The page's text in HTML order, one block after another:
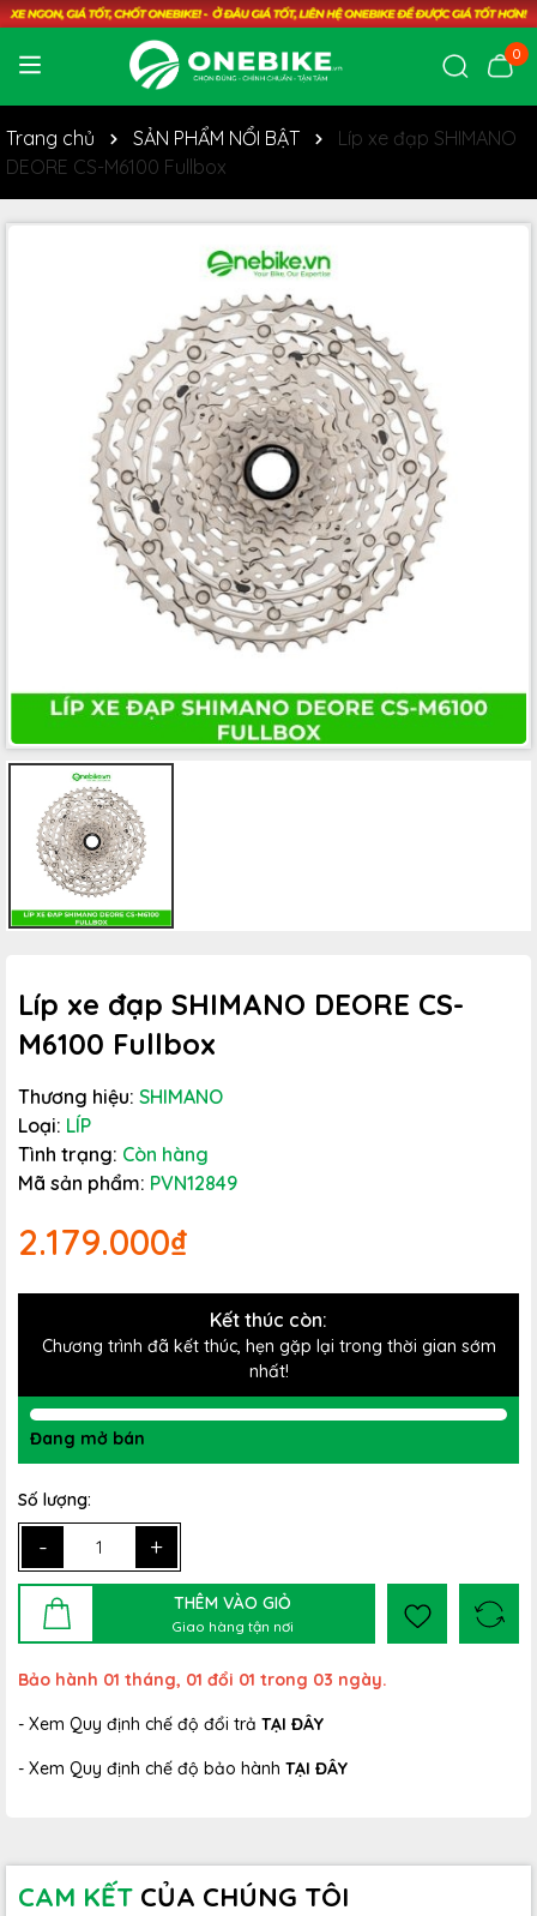
0
Trang chủ SẢN PHẨM NỔI BẬT
Líp xe đạp SHIMANO
DEORE CS-M6100 Fullbox
Líp xe đạp SHIMANO DEORE CS-
M6100 Fullbox
Thương hiệu: SHIMANO
Loại: LÍP
Tình trạng: Còn hàng
Mã sản phẩm: PVN12849
2.179.000₫
Kết thúc còn:
Chương trình đã kết thúc, hẹn gặp lại trong thời gian sớm
nhất!
Đang mở bán
Số lượng:
- +
THÊM VÀO GIỎ
Giao hàng tận nơi
Bảo hành 01 tháng, 01 đổi 01 trong 03 ngày.
- Xem Quy định chế độ đổi trả TẠI ĐÂY
- Xem Quy định chế độ bảo hành TẠI ĐÂY
CAM KẾT CỦA CHÚNG TÔI